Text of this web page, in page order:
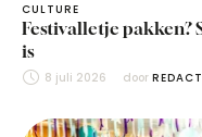
CULTURE
Festivalletje pakken?
is
8 juli 2026 door